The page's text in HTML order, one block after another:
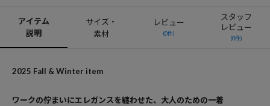
アイテム
説明
サイズ・
素材
レビュー
(0件)
スタッフ
レビュー
(0件)
2025 Fall & Winter item
ワークの佇まいにエレガンスを纏わせた、大人のための一着